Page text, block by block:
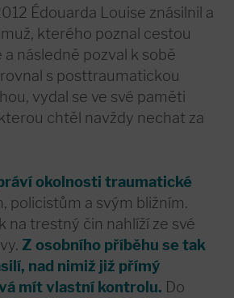
Édouarda Louise znásilnil a
kterého poznal cestou
následně pozval k sobě
s posttraumatickou
vydal se ve své paměti
chtěl navždy nechat za
okolnosti traumatické
policistům a svým bližním.
na trestný čin nahlíží ze své
Z osobního příběhu se tak
nad nimiž již přímý
mít vlastní kontrolu. Do